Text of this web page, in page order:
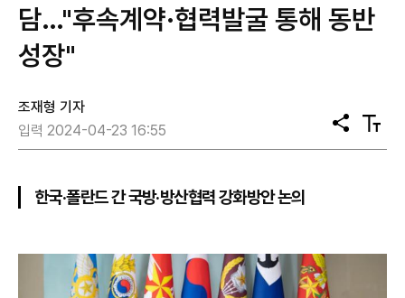
담…"후속계약·협력발굴 통해 동반
성장"
조재형 기자
입력 2024-04-23 16:55
공
유
텍
스
한국·폴란드 간 국방·방산협력 강화방안 논의